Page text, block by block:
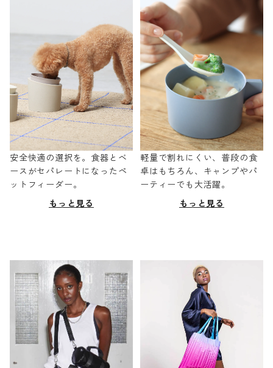
安全快適の選択を。食器とベ
ースがセパレートになったペ
ットフィーダー。
もっと見る
軽量で割れにくい、普段の食
卓はもちろん、キャンプやパ
ーティーでも大活躍。
もっと見る